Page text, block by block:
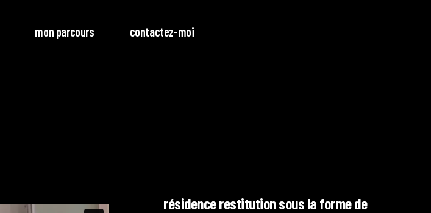
mon parcours contactez-moi
résidence restitution sous la forme de